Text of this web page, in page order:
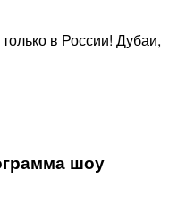
в России! Дубаи,
шоу​